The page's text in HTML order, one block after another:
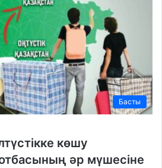
Басты
көшу
әр мүшесіне